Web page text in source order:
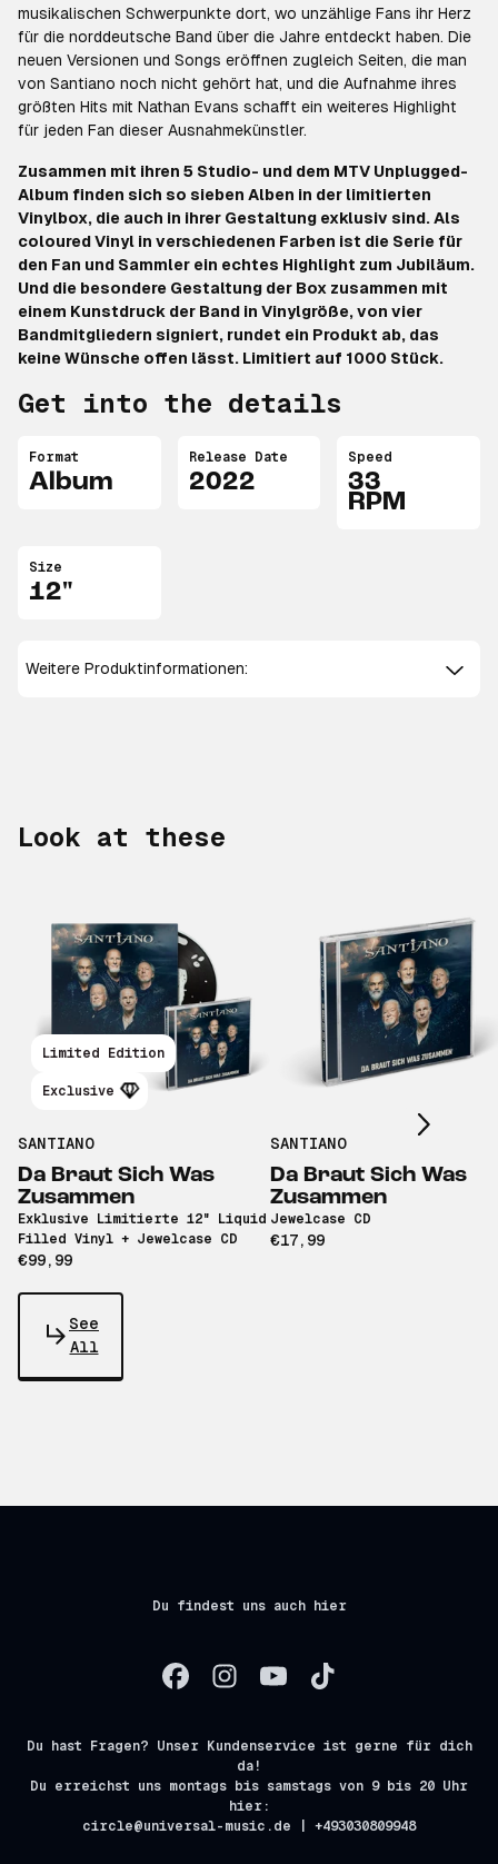
musikalischen Schwerpunkte dort, wo unzählige Fans ihr Herz
für die norddeutsche Band über die Jahre entdeckt haben. Die
neuen Versionen und Songs eröffnen zugleich Seiten, die man
von Santiano noch nicht gehört hat, und die Aufnahme ihres
größten Hits mit Nathan Evans schafft ein weiteres Highlight
für jeden Fan dieser Ausnahmekünstler.
Zusammen mit ihren 5 Studio- und dem MTV Unplugged-
Album finden sich so sieben Alben in der limitierten
Vinylbox, die auch in ihrer Gestaltung exklusiv sind. Als
coloured Vinyl in verschiedenen Farben ist die Serie für
den Fan und Sammler ein echtes Highlight zum Jubiläum.
Und die besondere Gestaltung der Box zusammen mit
einem Kunstdruck der Band in Vinylgröße, von vier
Bandmitgliedern signiert, rundet ein Produkt ab, das
keine Wünsche offen lässt. Limitiert auf 1000 Stück.
Get into the details
Format
Album
Release Date
2022
Speed
33
RPM
Size
12"
Weitere Produktinformationen:
Look at these
Limited Edition
Exclusive
SANTIANO
Da Braut Sich Was
Zusammen
Exklusive Limitierte 12" Liquid
Filled Vinyl + Jewelcase CD
€99,99
SANTIANO
Da Braut Sich Was
Zusammen
Jewelcase CD
€17,99
Scroll right
See
All
Du findest uns auch hier
Du hast Fragen? Unser Kundenservice ist gerne für dich
da!
Du erreichst uns montags bis samstags von 9 bis 20 Uhr
hier:
circle@universal-music.de | +493030809948